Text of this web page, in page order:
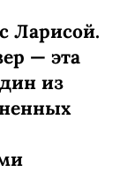
Ларисой.
— эта
из